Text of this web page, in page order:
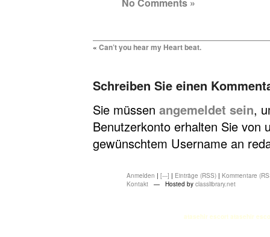
No Comments »
« Can’t you hear my Heart beat.
Schreiben Sie einen
Sie müssen angemeldet sein,
Benutzerkonto erhalten Sie von
gewünschtem Username an
Anmelden | [---] | Einträge (RSS) | Kommentare
Kontakt — Hosted by classlibrary.net
atasehir escort atasehir